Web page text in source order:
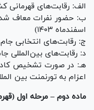
الف: رقابت‌های قهرمانی
ب: حضور نفرات معاف
اسفندماه ۱۴۰۳)
ج: رقابت‌های انتخابی جام
د: رقابت‌های بین‌المللی
هـ: در صورت تشخیص
اعزام به تورنمنت بین
ماده دوم – مرحله اول